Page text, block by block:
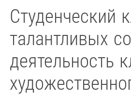
Студенческий
талантливых
деятельность